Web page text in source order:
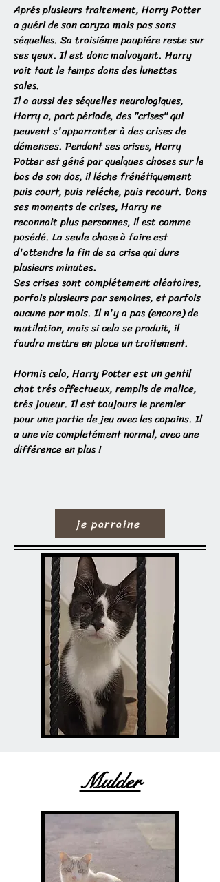
Aprés plusieurs traitement, Harry Potter
a guéri de son coryza mais pas sans
séquelles. Sa troisiéme paupiére reste sur
ses yeux. Il est donc malvoyant. Harry
voit tout le temps dans des lunettes
sales.
Il a aussi des séquelles neurologiques,
Harry a, part période, des "crises" qui
peuvent s'apparranter à des crises de
démenses. Pendant ses crises, Harry
Potter est géné par quelques choses sur le
bas de son dos, il léche frénétiquement
puis court, puis reléche, puis recourt. Dans
ses moments de crises, Harry ne
reconnait plus personnes, il est comme
posédé. La seule chose à faire est
d'attendre la fin de sa crise qui dure
plusieurs minutes.
Ses crises sont complétement aléatoires,
parfois plusieurs par semaines, et parfois
aucune par mois. Il n'y a pas (encore) de
mutilation, mais si cela se produit, il
faudra mettre en place un traitement.
Hormis cela, Harry Potter est un gentil
chat trés affectueux, remplis de malice,
trés joueur. Il est toujours le premier
pour une partie de jeu avec les copains. Il
a une vie completément normal, avec une
différence en plus !
je parraine
Mulder